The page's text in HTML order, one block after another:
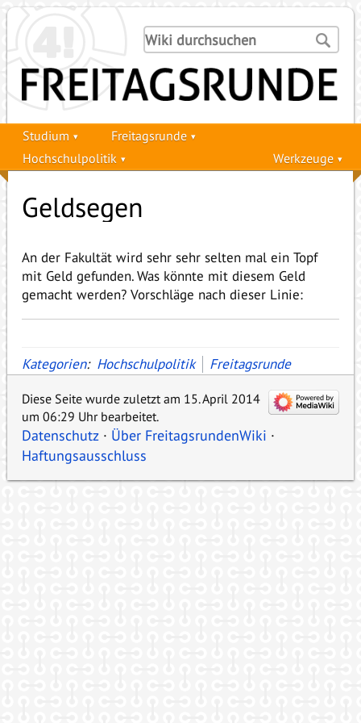
Studium
Freitagsrunde
Hochschulpolitik
Werkzeuge
Geldsegen
An der Fakultät wird sehr sehr selten mal ein Topf
mit Geld gefunden. Was könnte mit diesem Geld
gemacht werden? Vorschläge nach dieser Linie:
Kategorien: Hochschulpolitik Freitagsrunde
Diese Seite wurde zuletzt am 15. April 2014
um 06:29 Uhr bearbeitet.
Datenschutz
Über FreitagsrundenWiki
Haftungsausschluss